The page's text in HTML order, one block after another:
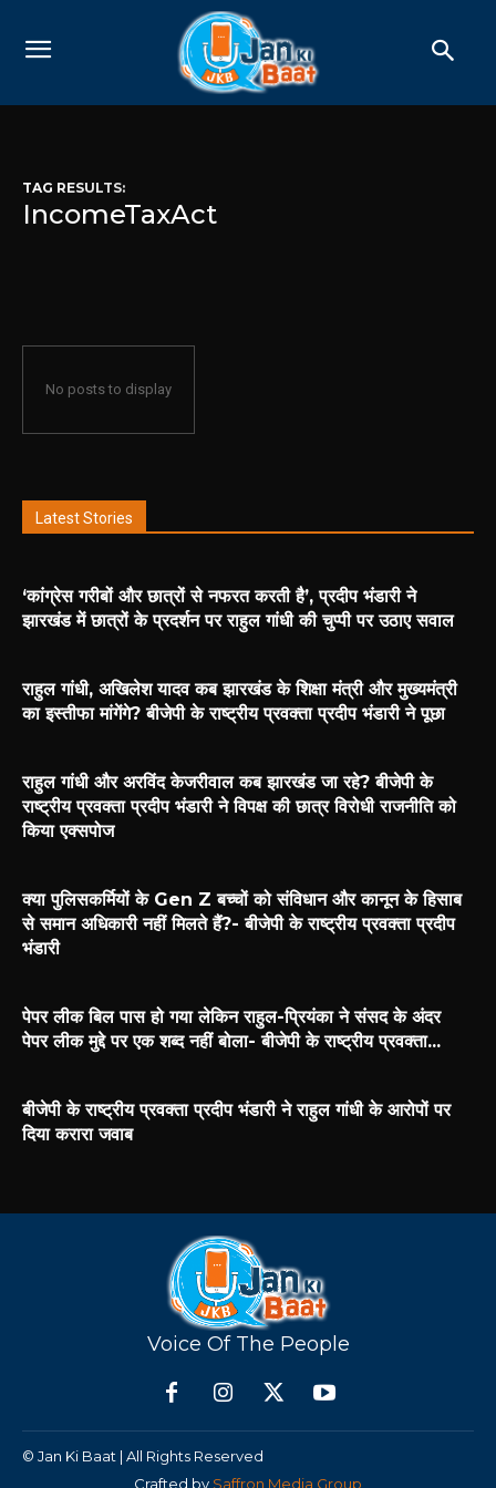
TAG RESULTS:
IncomeTaxAct
No posts to display
Latest Stories
‘कांग्रेस गरीबों और छात्रों से नफरत करती है’, प्रदीप भंडारी ने
झारखंड में छात्रों के प्रदर्शन पर राहुल गांधी की चुप्पी पर उठाए सवाल
राहुल गांधी, अखिलेश यादव कब झारखंड के शिक्षा मंत्री और मुख्यमंत्री
का इस्तीफा मांगेंगे? बीजेपी के राष्ट्रीय प्रवक्ता प्रदीप भंडारी ने पूछा
राहुल गांधी और अरविंद केजरीवाल कब झारखंड जा रहे? बीजेपी के
राष्ट्रीय प्रवक्ता प्रदीप भंडारी ने विपक्ष की छात्र विरोधी राजनीति को
किया एक्सपोज
क्या पुलिसकर्मियों के Gen Z बच्चों को संविधान और कानून के हिसाब
से समान अधिकारी नहीं मिलते हैं?- बीजेपी के राष्ट्रीय प्रवक्ता प्रदीप
भंडारी
पेपर लीक बिल पास हो गया लेकिन राहुल-प्रियंका ने संसद के अंदर
पेपर लीक मुद्दे पर एक शब्द नहीं बोला- बीजेपी के राष्ट्रीय प्रवक्ता...
बीजेपी के राष्ट्रीय प्रवक्ता प्रदीप भंडारी ने राहुल गांधी के आरोपों पर
दिया करारा जवाब
Voice Of The People
© Jan Ki Baat | All Rights Reserved
Crafted by Saffron Media Group